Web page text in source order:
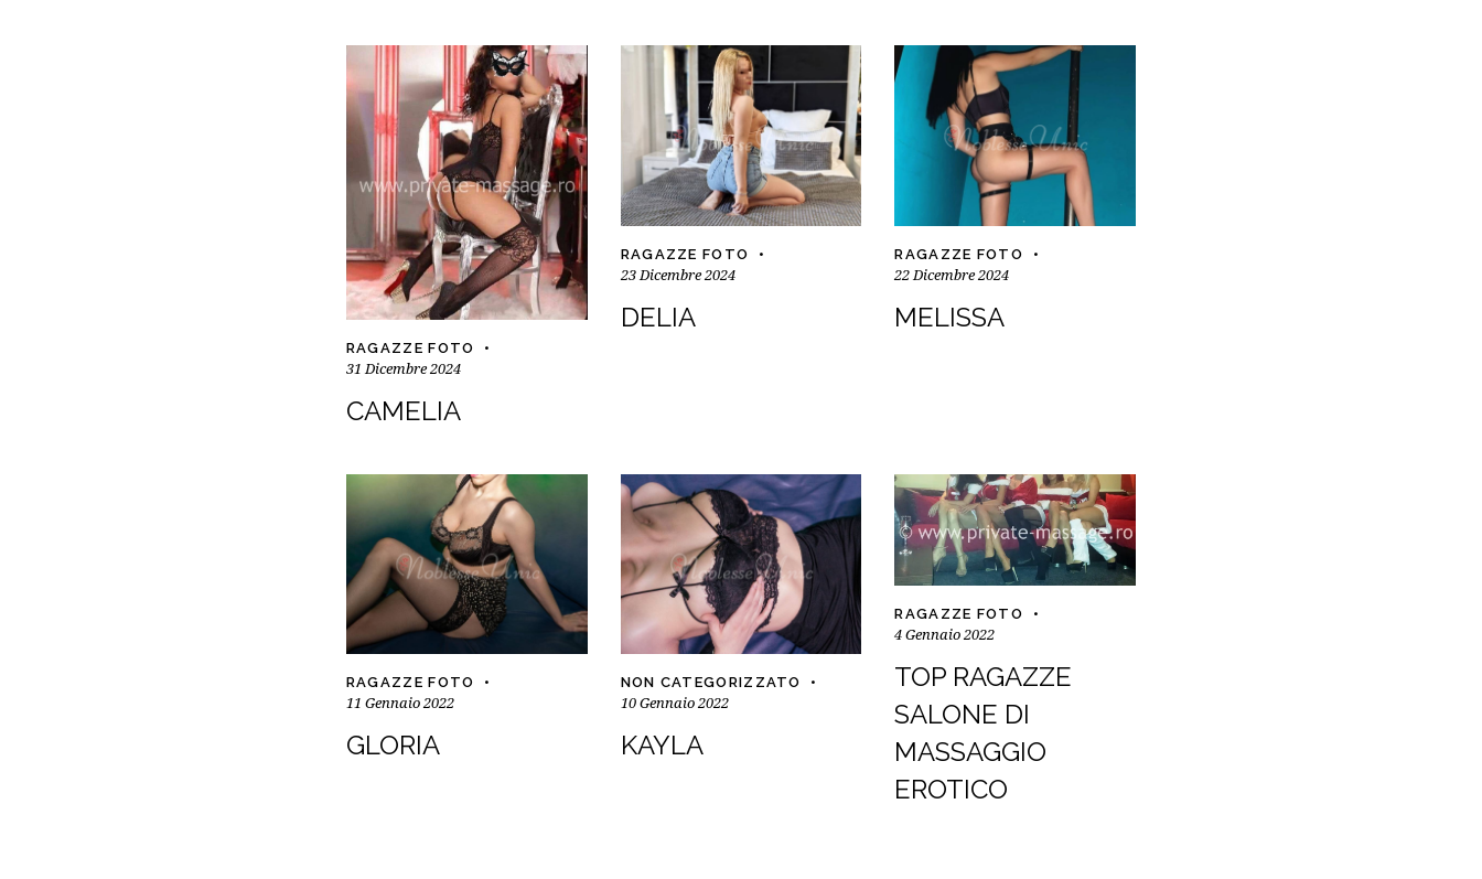
RAGAZZE FOTO
31 Dicembre 2024
CAMELIA
RAGAZZE FOTO
23 Dicembre 2024
DELIA
RAGAZZE FOTO
22 Dicembre 2024
MELISSA
RAGAZZE FOTO
11 Gennaio 2022
GLORIA
NON CATEGORIZZATO
10 Gennaio 2022
KAYLA
RAGAZZE FOTO
4 Gennaio 2022
TOP RAGAZZE
SALONE DI
MASSAGGIO
EROTICO